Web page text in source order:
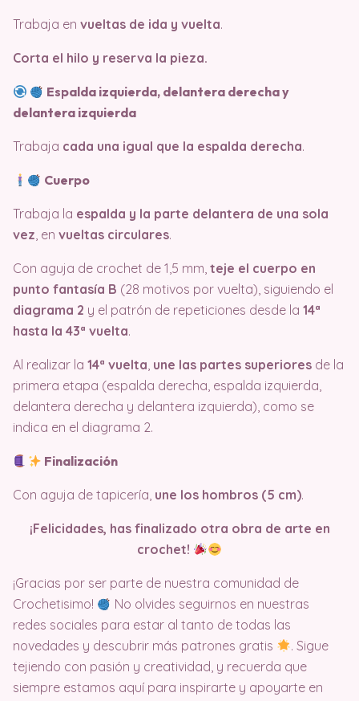
Trabaja en vueltas de ida y vuelta.
Corta el hilo y reserva la pieza.
Espalda izquierda, delantera derecha y
delantera izquierda
Trabaja cada una igual que la espalda derecha.
Cuerpo
Trabaja la espalda y la parte delantera de una sola
vez, en vueltas circulares.
Con aguja de crochet de 1,5 mm, teje el cuerpo en
punto fantasía B (28 motivos por vuelta), siguiendo el
diagrama 2 y el patrón de repeticiones desde la 14ª
hasta la 43ª vuelta.
Al realizar la 14ª vuelta, une las partes superiores de la
primera etapa (espalda derecha, espalda izquierda,
delantera derecha y delantera izquierda), como se
indica en el diagrama 2.
Finalización
Con aguja de tapicería, une los hombros (5 cm).
¡Felicidades, has finalizado otra obra de arte en
crochet!
¡Gracias por ser parte de nuestra comunidad de
Crochetisimo!
No olvides seguirnos en nuestras
redes sociales para estar al tanto de todas las
novedades y descubrir más patrones gratis
. Sigue
tejiendo con pasión y creatividad, y recuerda que
siempre estamos aquí para inspirarte y apoyarte en